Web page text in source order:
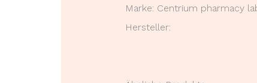
Marke: Centrium pharmacy
Hersteller: